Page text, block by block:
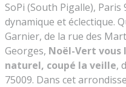
SoPi (South Pigalle),
dynamique et éclectique.
Garnier, de la rue des
Georges, Noël-Vert vous
naturel, coupé la veille,
75009. Dans cet